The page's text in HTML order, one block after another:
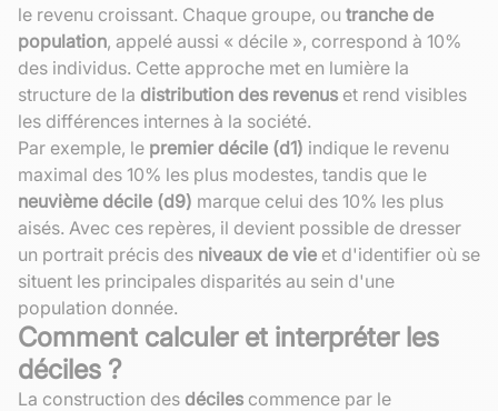
le revenu croissant. Chaque groupe, ou tranche de
population, appelé aussi « décile », correspond à 10%
des individus. Cette approche met en lumière la
structure de la distribution des revenus et rend visibles
les différences internes à la société.
Par exemple, le premier décile (d1) indique le revenu
maximal des 10% les plus modestes, tandis que le
neuvième décile (d9) marque celui des 10% les plus
aisés. Avec ces repères, il devient possible de dresser
un portrait précis des niveaux de vie et d'identifier où se
situent les principales disparités au sein d'une
population donnée.
Comment calculer et interpréter les
déciles ?
La construction des déciles commence par le